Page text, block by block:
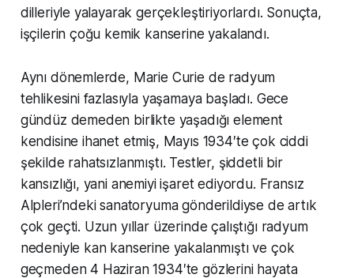
dilleriyle yalayarak gerçekleştiriyorlardı. Sonuçta,
işçilerin çoğu kemik kanserine yakalandı.
Aynı dönemlerde, Marie Curie de radyum
tehlikesini fazlasıyla yaşamaya başladı. Gece
gündüz demeden birlikte yaşadığı element
kendisine ihanet etmiş, Mayıs 1934′te çok ciddi
şekilde rahatsızlanmıştı. Testler, şiddetli bir
kansızlığı, yani anemiyi işaret ediyordu. Fransız
Alpleri’ndeki sanatoryuma gönderildiyse de artık
çok geçti. Uzun yıllar üzerinde çalıştığı radyum
nedeniyle kan kanserine yakalanmıştı ve çok
geçmeden 4 Haziran 1934′te gözlerini hayata